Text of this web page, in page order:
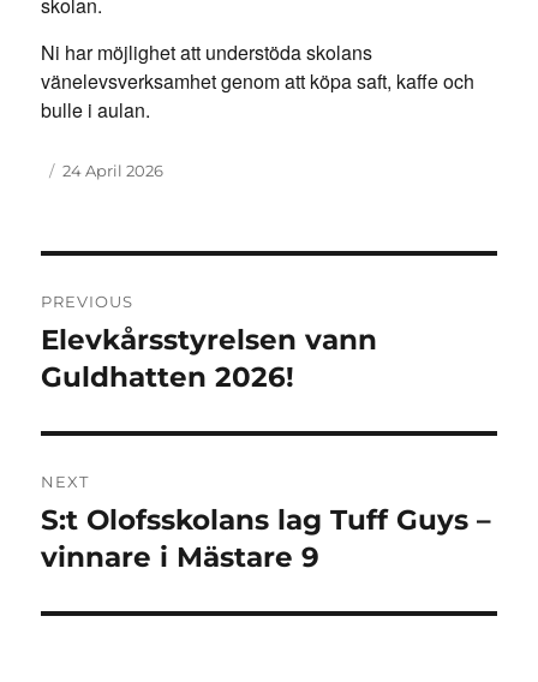
Ni har möjlighet att understöda skolans
vänelevsverksamhet genom att köpa saft, kaffe och
bulle i aulan.
Author
Posted
24 April 2026
navigation
PREVIOUS
Previous
post:
Elevkårsstyrelsen vann
Guldhatten 2026!
NEXT
Next
post:
S:t Olofsskolans lag Tuff Guys –
vinnare i Mästare 9